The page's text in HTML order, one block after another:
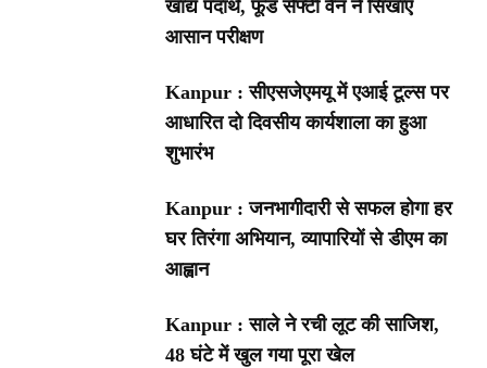
खाद्य पदार्थ, फूड सेफ्टी वैन ने सिखाए
आसान परीक्षण
Kanpur : सीएसजेएमयू में एआई टूल्स पर
आधारित दो दिवसीय कार्यशाला का हुआ
शुभारंभ
Kanpur : जनभागीदारी से सफल होगा हर
घर तिरंगा अभियान, व्यापारियों से डीएम का
आह्वान
Kanpur : साले ने रची लूट की साजिश,
48 घंटे में खुल गया पूरा खेल